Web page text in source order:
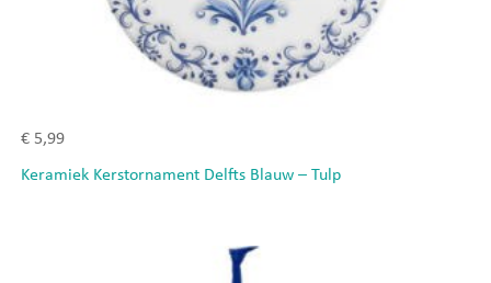
€5,99
Keramiek Kerstornament Delfts Blauw – Tulp